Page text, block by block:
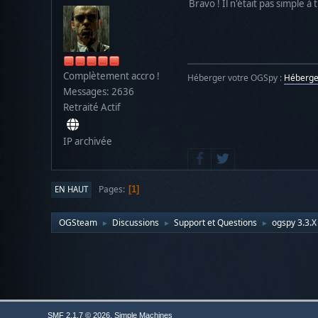
Complètement accro !
Messages: 2636
Retraité Actif
IP archivée
Bravo ! Il n'était pas simple à
Héberger votre OGSpy :
EN HAUT Pages 1
OGSteam ► Discussions ► Support et Questions ► ogspy
SMF 2.1.7 © 2026,Simple Machines